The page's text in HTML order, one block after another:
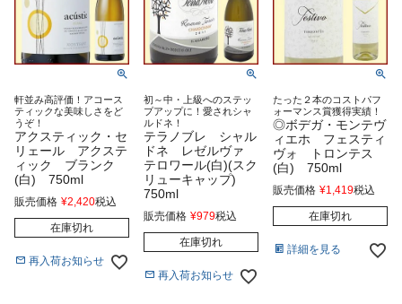
軒並み高評価！アコース
ティックな美味しさをど
うぞ！
アクスティック・セ
リェール アクステ
ィック ブランク
(白) 750ml
販売価格 ¥2,420税込
在庫切れ
再入荷お知らせ
初～中・上級へのステッ
プアップに！愛されシャ
ルドネ！
テラノブレ シャル
ドネ レゼルヴァ
テロワール(白)(スク
リューキャップ)
750ml
販売価格 ¥979税込
在庫切れ
再入荷お知らせ
たった２本のコストパフ
ォーマンス賞獲得実績！
◎ボデガ・モンテヴ
ィエホ フェスティ
ヴォ トロンテス
(白) 750ml
販売価格 ¥1,419税込
在庫切れ
詳細を見る